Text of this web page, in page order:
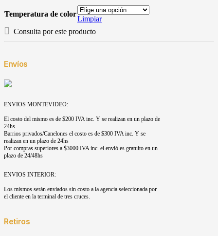
Temperatura de color
Limpiar
Consulta por este producto
Envíos
ENVIOS MONTEVIDEO:
El costo del mismo es de $200 IVA inc. Y se realizan en un plazo de
24hs
Barrios privados/Canelones el costo es de $300 IVA inc. Y se
realizan en un plazo de 24hs
Por compras superiores a $3000 IVA inc. el envió es gratuito en un
plazo de 24/48hs
ENVIOS INTERIOR:
Los mismos serán enviados sin costo a la agencia seleccionada por
el cliente en la terminal de tres cruces.
Retiros